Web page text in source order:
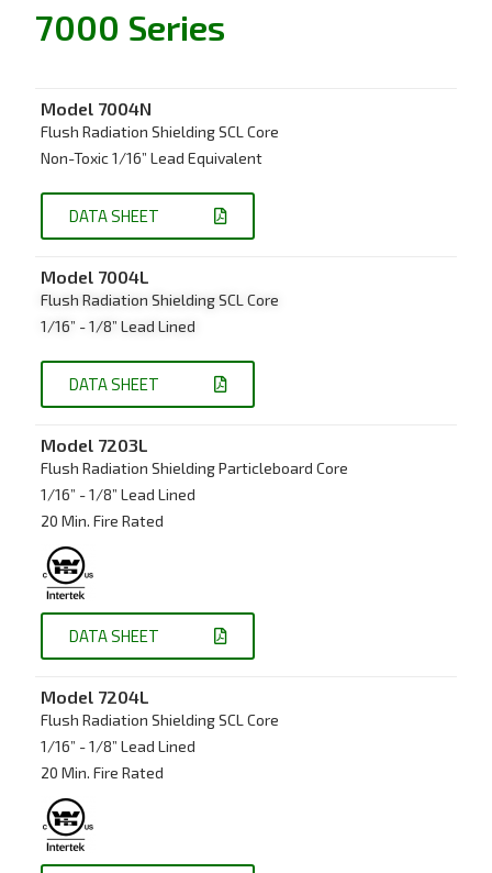
7000 Series
Model 7004N
Flush Radiation Shielding SCL Core
Non-Toxic 1/16” Lead Equivalent
DATA SHEET
Model 7004L
Flush Radiation Shielding SCL Core
1/16” - 1/8” Lead Lined
DATA SHEET
Model 7203L
Flush Radiation Shielding Particleboard Core
1/16” - 1/8” Lead Lined
20 Min. Fire Rated
DATA SHEET
Model 7204L
Flush Radiation Shielding SCL Core
1/16” - 1/8” Lead Lined
20 Min. Fire Rated